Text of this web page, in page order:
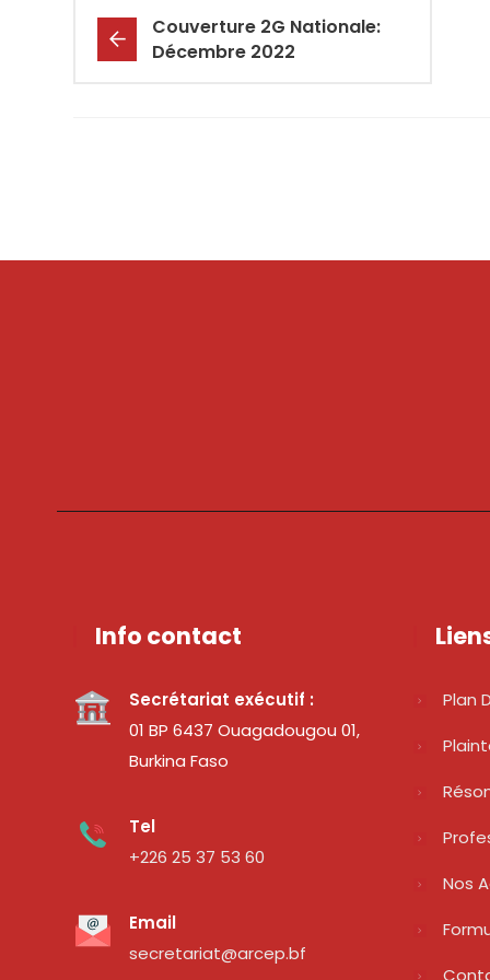
Couverture 2G Nationale:
Décembre 2022
Info contact
Secrétariat exécutif :
01 BP 6437 Ouagadougou 01,
Burkina Faso
Tel
+226 25 37 53 60
Email
secretariat@arcep.bf
Plan
Nos